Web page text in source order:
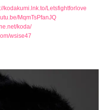
kodakumi.lnk.to/Letsfightforlove
MqmTsPfanJQ
koda/
wsise47